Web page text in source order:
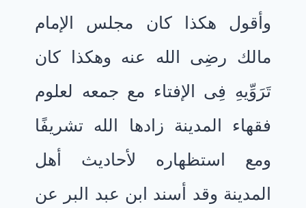
وأقول هكذا كان مجلس الإمام
مالك رضِى الله عنه وهكذا كان
تَرَوِّيهِ فِى الإفتاء مع جمعه لعلوم
فقهاء المدينة زادها الله تشريفًا
ومع استظهاره لأحاديث أهل
المدينة وقد أسند ابن عبد البر عن